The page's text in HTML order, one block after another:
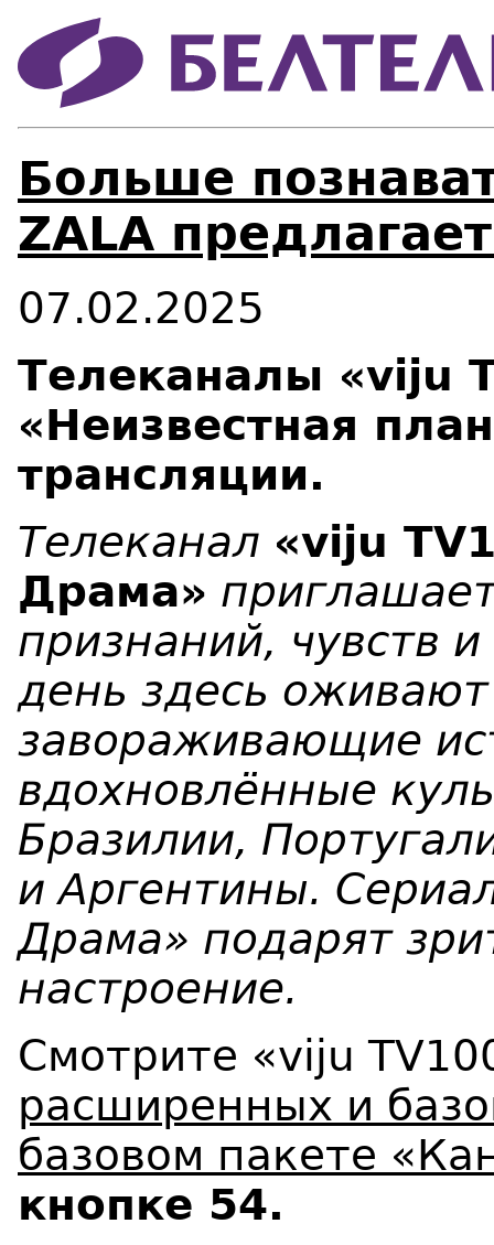
Больше
ZALA
07.02.2025
Телеканалы «viju
«Неизвестная
трансляции.
Телеканал «viju TV
Драма»
признаний, чувств
день здесь
завораживающие
вдохновлённые
Бразилии,
и Аргентины.
Драма» подарят
настроение.
Смотрите «viju
расширенных и
базовом пакете
кнопке 54.